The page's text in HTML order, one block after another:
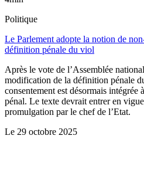
Politique
Le Parlement adopte la notion de
définition pénale du viol
Après le vote de l’Assemblée
modification de la définition pénale
consentement est désormais intégrée
pénal. Le texte devrait entrer en
promulgation par le chef de l’Etat.
Le 29 octobre 2025